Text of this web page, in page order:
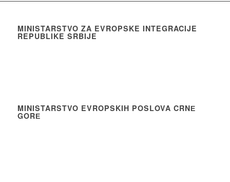
MINISTARSTVO ZA EVROPSKE INTEGRACIJE
REPUBLIKE SRBIJE
MINISTARSTVO EVROPSKIH POSLOVA CRNЕ
GORЕ